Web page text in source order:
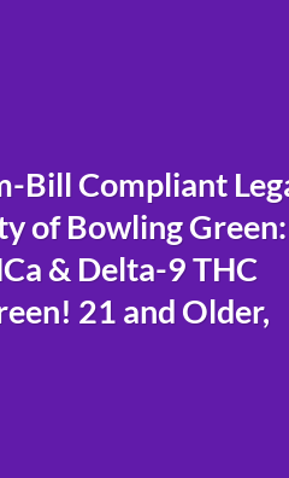
Bill Compliant
of Bowling Green:
& Delta-9 THC
21 and Older,